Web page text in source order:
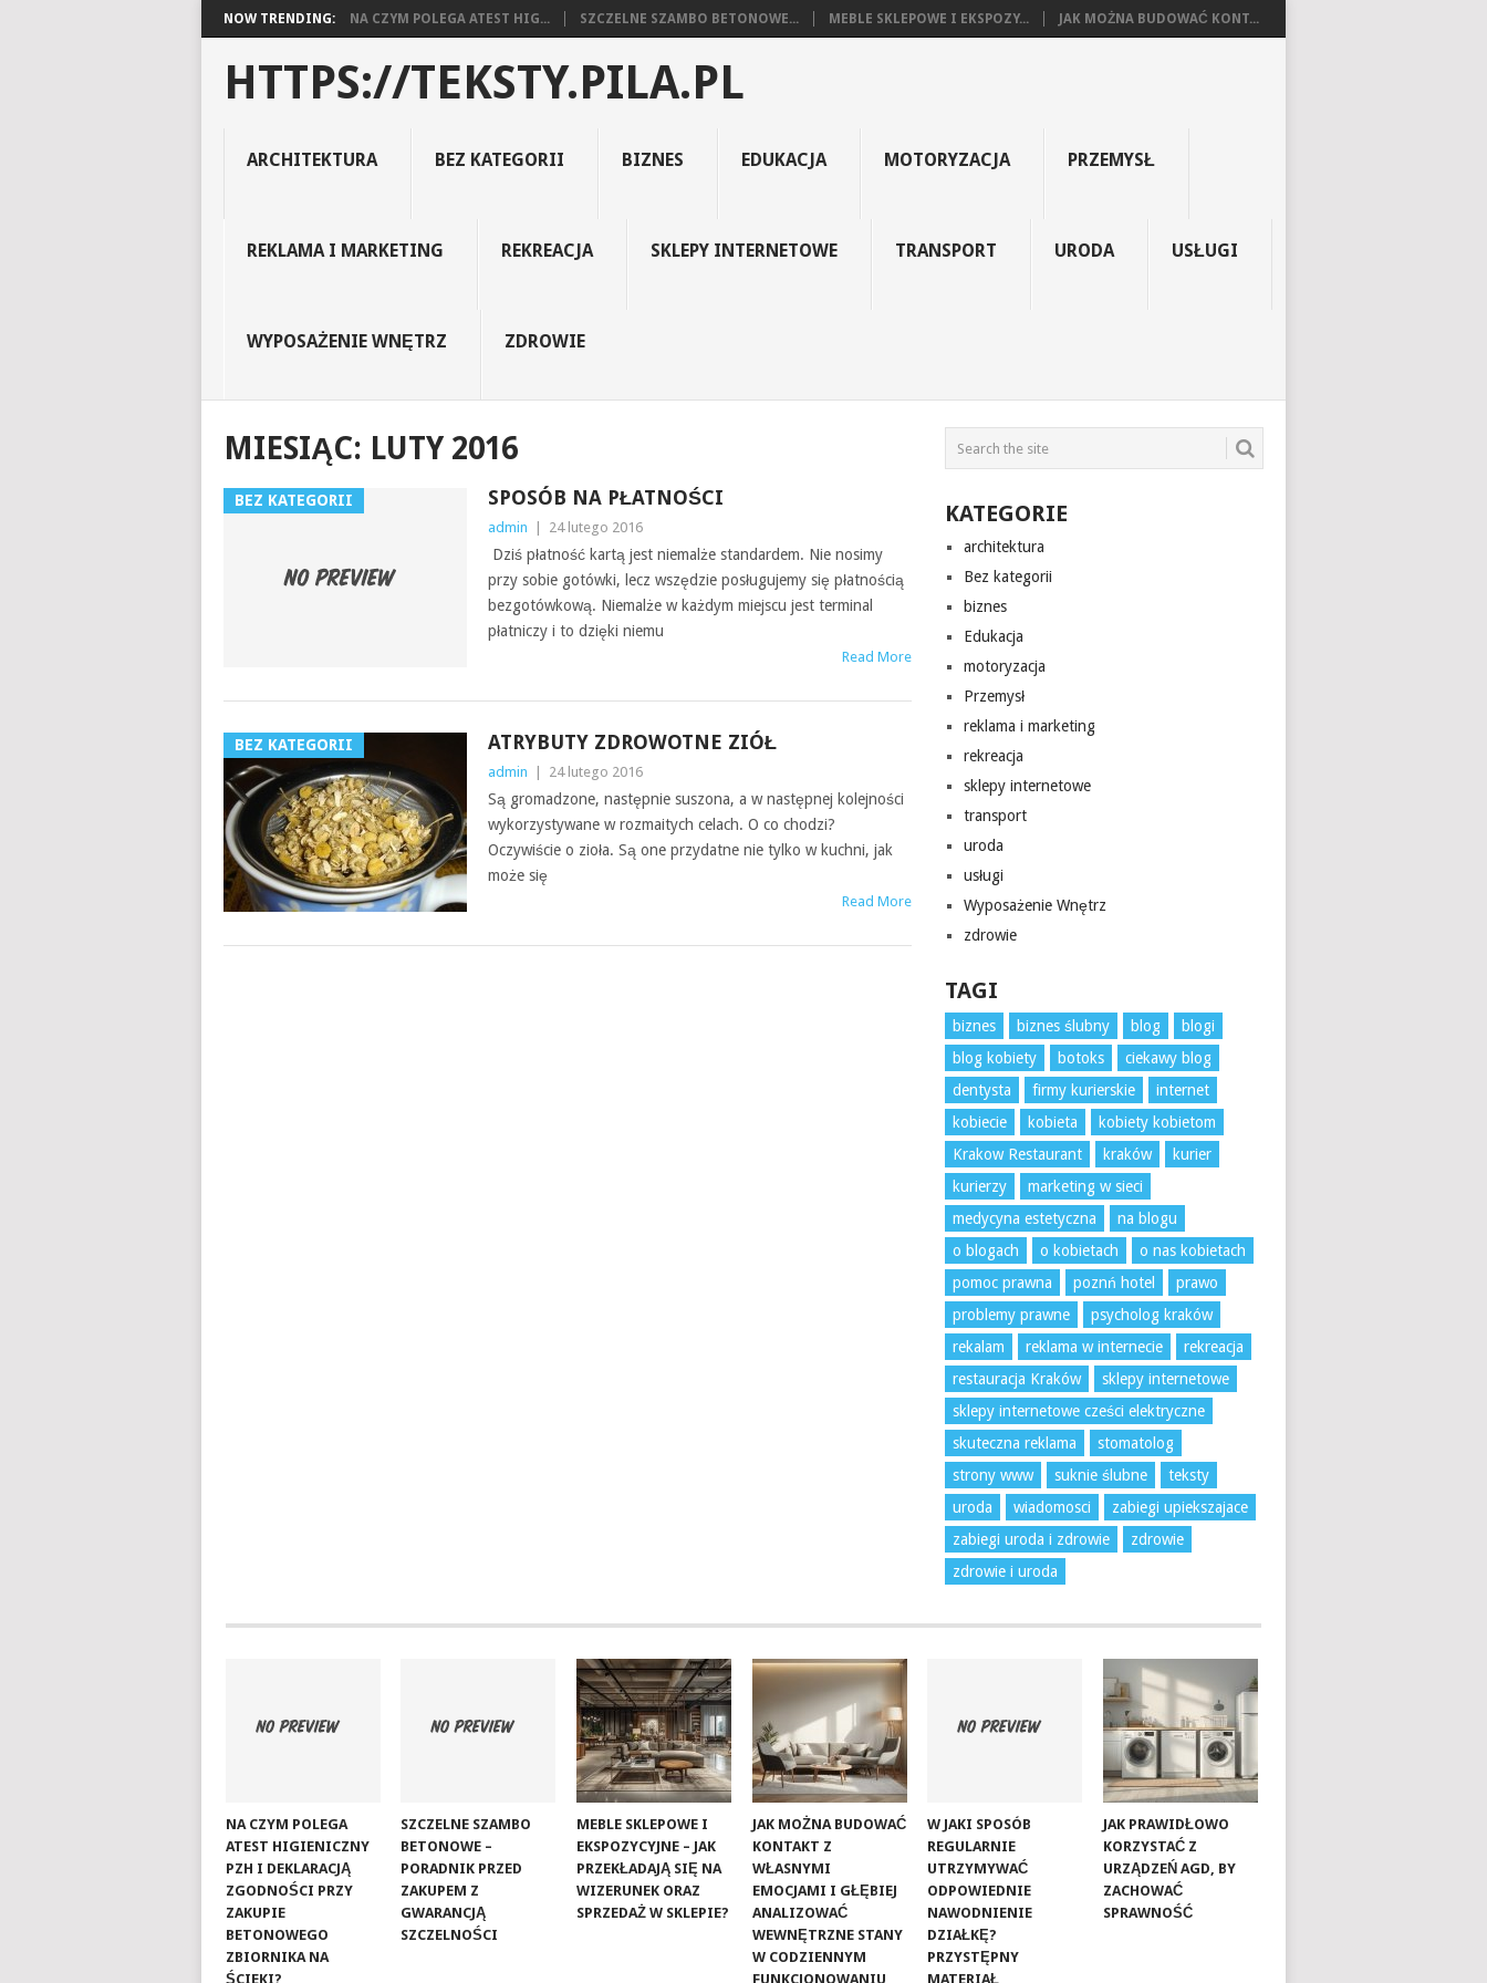
NOW TRENDING: NA CZYM POLEGA ATEST HIG... SZCZELNE SZAMBO BETONOWE... MEBLE SKLEPOWE I EKSPOZY... JAK MOŻNA BUDOWAĆ KONT...
HTTPS://TEKSTY.PILA.PL
ARCHITEKTURA BEZ KATEGORII BIZNES EDUKACJA MOTORYZACJA PRZEMYSŁ
REKLAMA I MARKETING REKREACJA SKLEPY INTERNETOWE TRANSPORT URODA USŁUGI
WYPOSAŻENIE WNĘTRZ ZDROWIE
MIESIĄC: LUTY 2016
BEZ KATEGORII SPOSÓB NA PŁATNOŚCI
admin 24 lutego 2016
Dziś płatność kartą jest niemalże standardem. Nie nosimy
przy sobie gotówki, lecz wszędzie posługujemy się płatnością
bezgotówkową. Niemalże w każdym miejscu jest terminal
płatniczy i to dzięki niemu
Read More
BEZ KATEGORII ATRYBUTY ZDROWOTNE ZIÓŁ
admin 24 lutego 2016
Są gromadzone, następnie suszona, a w następnej kolejności
wykorzystywane w rozmaitych celach. O co chodzi?
Oczywiście o zioła. Są one przydatne nie tylko w kuchni, jak
może się
Read More
KATEGORIE
architektura
Bez kategorii
biznes
Edukacja
motoryzacja
Przemysł
reklama i marketing
rekreacja
sklepy internetowe
transport
uroda
usługi
Wyposażenie Wnętrz
zdrowie
TAGI
biznes biznes ślubny blog
blogi
blog kobiety
botoks
ciekawy blog
dentysta
firmy kurierskie
internet
kobiecie
kobieta
kobiety kobietom
Krakow Restaurant
kraków
kurier
kurierzy
marketing w sieci
medycyna estetyczna
na blogu
o blogach
o kobietach
o nas kobietach
pomoc prawna
poznń hotel
prawo
problemy prawne
psycholog kraków
rekalam
reklama w internecie
rekreacja
restauracja Kraków
sklepy internetowe
sklepy internetowe cześci elektryczne
skuteczna reklama
stomatolog
strony www
suknie ślubne
teksty
uroda
wiadomosci
zabiegi upiekszajace
zabiegi uroda i zdrowie
zdrowie
zdrowie i uroda
NA CZYM POLEGA
ATEST HIGIENICZNY
PZH I DEKLARACJĄ
ZGODNOŚCI PRZY
ZAKUPIE
BETONOWEGO
ZBIORNIKA NA
ŚCIEKI?
SZCZELNE SZAMBO
BETONOWE –
PORADNIK PRZED
ZAKUPEM Z
GWARANCJĄ
SZCZELNOŚCI
MEBLE SKLEPOWE I
EKSPOZYCYJNE – JAK
PRZEKŁADAJĄ SIĘ NA
WIZERUNEK ORAZ
SPRZEDAŻ W SKLEPIE?
JAK MOŻNA BUDOWAĆ
KONTAKT Z
WŁASNYMI
EMOCJAMI I GŁĘBIEJ
ANALIZOWAĆ
WEWNĘTRZNE STANY
W CODZIENNYM
FUNKCJONOWANIU
W JAKI SPOSÓB
REGULARNIE
UTRZYMYWAĆ
ODPOWIEDNIE
NAWODNIENIE
DZIAŁKĘ?
PRZYSTĘPNY
MATERIAŁ
JAK PRAWIDŁOWO
KORZYSTAĆ Z
URZĄDZEŃ AGD, BY
ZACHOWAĆ
SPRAWNOŚĆ